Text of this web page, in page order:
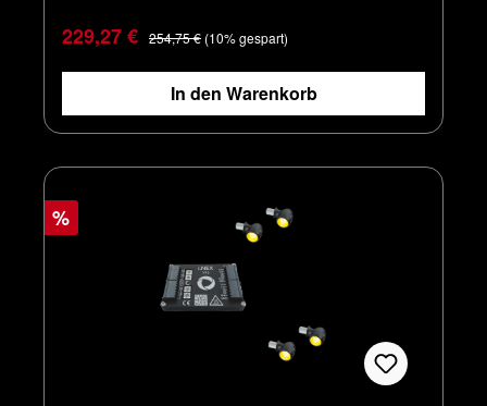
Verkaufspreis:
229,27 € Regulärer Preis:
254,75 € (10% gespart)
In den Warenkorb
%